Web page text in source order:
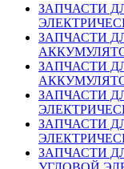
ЗАПЧАСТИ
ЗАПЧАСТИ
ЗАПЧАСТИ
ЗАПЧАСТИ
ЗАПЧАСТИ
ЗАПЧАСТИ